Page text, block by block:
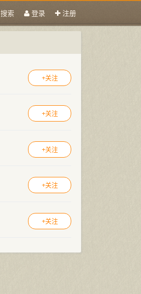
搜索 登录 注册
+关注
+关注
+关注
+关注
+关注